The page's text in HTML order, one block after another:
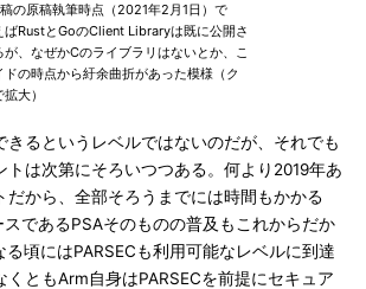
の原稿執筆時点（2021年2月1日）で
ばRustとGoのClient Libraryは既に公開さ
が、なぜかCのライブラリはないとか、こ
ドの時点から紆余曲折があった模様（ク
大）
るというレベルではないのだが、それでも
トは次第にそろいつつある。何より2019年あ
だから、全部そろうまでには時間もかかる
スであるPSAそのものの普及もこれからだか
る頃にはPARSECも利用可能なレベルに到達
くともArm自身はPARSECを前提にセキュア